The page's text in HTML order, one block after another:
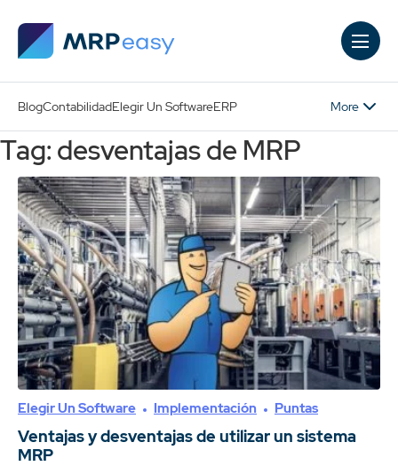
BlogContabilidadElegir Un SoftwareERP More
Tag: desventajas de MRP
Elegir Un Software Implementación Puntas
Ventajas y desventajas de utilizar un sistema
MRP